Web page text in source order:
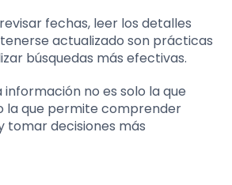
fechas, leer los detalles
actualizado son prácticas
búsquedas más efectivas.
información no es solo la que
la que permite comprender
tomar decisiones más